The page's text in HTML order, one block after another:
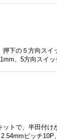
下の５方向ス
、5方向スイ
トで、半田付
ピッチ